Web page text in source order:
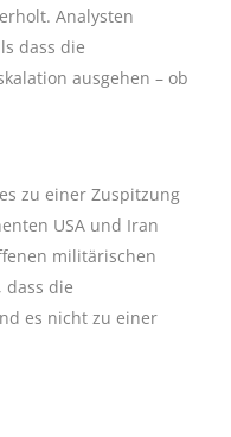
Analysten
dass die
ausgehen – ob
zu einer Zuspitzung
USA und Iran
militärischen
dass die
es nicht zu einer